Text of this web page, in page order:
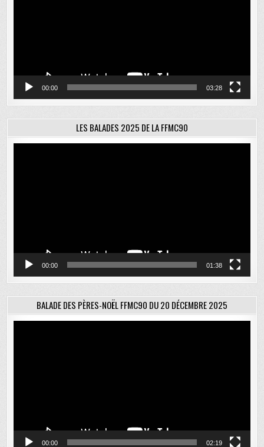
00:00 03:28
LES BALADES 2025 DE LA FFMC90
00:00 01:38
BALADE DES PÈRES-NOËL FFMC90 DU 20 DÉCEMBRE 2025
00:00 02:19